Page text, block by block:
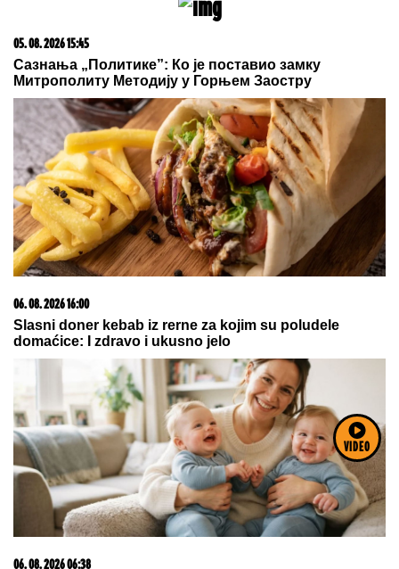
VIDEO
03. 08. 2026 13:23
Hibrid broj 1 koji osvaja Evropu, sada po specijalnoj
akcijskoj ceni od 19.990€ do 31.8.
23. 07. 2026 12:47
Letnje večeri u gradu više nisu rezervisane za vikend:
Zašto sve više ljudi bira večeru koja se spontano
pretvori u druženje